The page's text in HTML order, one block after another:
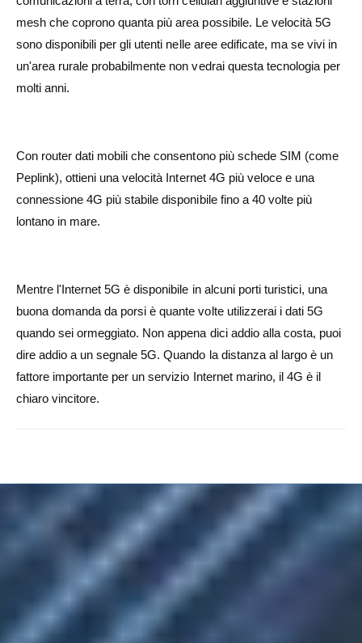
mesh che coprono quanta più area possibile. Le velocità 5G
sono disponibili per gli utenti nelle aree edificate, ma se vivi in
un'area rurale probabilmente non vedrai questa tecnologia per
molti anni.
Con router dati mobili che consentono più schede SIM (come
Peplink), ottieni una velocità Internet 4G più veloce e una
connessione 4G più stabile disponibile fino a 40 volte più
lontano in mare.
Mentre l'Internet 5G è disponibile in alcuni porti turistici, una
buona domanda da porsi è quante volte utilizzerai i dati 5G
quando sei ormeggiato. Non appena dici addio alla costa, puoi
dire addio a un segnale 5G. Quando la distanza al largo è un
fattore importante per un servizio Internet marino, il 4G è il
chiaro vincitore.